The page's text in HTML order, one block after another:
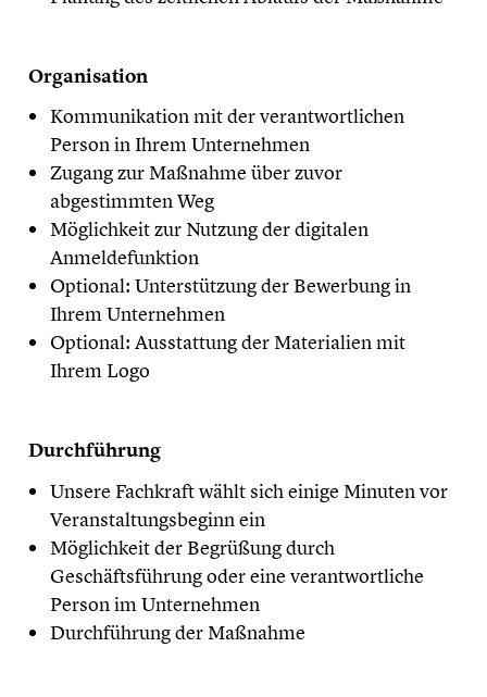
Organisation
Kommunikation mit der verantwortlichen
Person in Ihrem Unternehmen
Zugang zur Maßnahme über zuvor
abgestimmten Weg
Möglichkeit zur Nutzung der digitalen
Anmeldefunktion
Optional: Unterstützung der Bewerbung in
Ihrem Unternehmen
Optional: Ausstattung der Materialien mit
Ihrem Logo
Durchführung
Unsere Fachkraft wählt sich einige Minuten vor
Veranstaltungsbeginn ein
Möglichkeit der Begrüßung durch
Geschäftsführung oder eine verantwortliche
Person im Unternehmen
Durchführung der Maßnahme